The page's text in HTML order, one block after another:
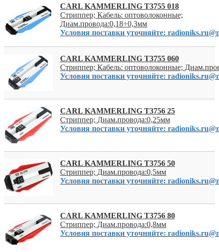
CARL KAMMERLING T3755 018
Стриппер; Кабель: оптоволоконные;
Диам.провода:0,18÷0,3мм
Условия поставки уточняйте:
CARL KAMMERLING T3755 060
Стриппер; Кабель: оптоволоконные;
Условия поставки уточняйте:
CARL KAMMERLING T3756 25
Стриппер; Диам.провода:0,25мм
Условия поставки уточняйте:
CARL KAMMERLING T3756 50
Стриппер; Диам.провода:0,5мм
Условия поставки уточняйте:
CARL KAMMERLING T3756 80
Стриппер; Диам.провода:0,8мм
Условия поставки уточняйте: